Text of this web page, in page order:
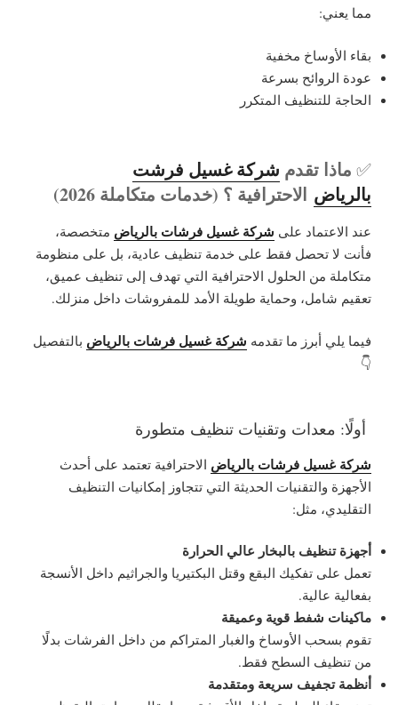
مما يعني:
بقاء الأوساخ مخفية
عودة الروائح بسرعة
الحاجة للتنظيف المتكرر
✅ ماذا تقدم شركة غسيل فرشت
بالرياض الاحترافية ؟ (خدمات متكاملة 2026)
عند الاعتماد على شركة غسيل فرشات بالرياض متخصصة،
فأنت لا تحصل فقط على خدمة تنظيف عادية، بل على منظومة
متكاملة من الحلول الاحترافية التي تهدف إلى تنظيف عميق،
تعقيم شامل، وحماية طويلة الأمد للمفروشات داخل منزلك.
فيما يلي أبرز ما تقدمه شركة غسيل فرشات بالرياض بالتفصيل
👇
أولًا: معدات وتقنيات تنظيف متطورة
شركة غسيل فرشات بالرياض الاحترافية تعتمد على أحدث
الأجهزة والتقنيات الحديثة التي تتجاوز إمكانيات التنظيف
التقليدي، مثل:
أجهزة تنظيف بالبخار عالي الحرارة
تعمل على تفكيك البقع وقتل البكتيريا والجراثيم داخل الأنسجة
بفعالية عالية.
ماكينات شفط قوية وعميقة
تقوم بسحب الأوساخ والغبار المتراكم من داخل الفرشات بدلًا
من تنظيف السطح فقط.
أنظمة تجفيف سريعة ومتقدمة